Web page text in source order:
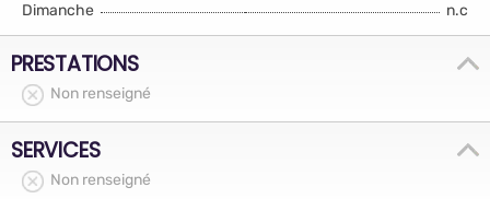
Dimanche
n.c
PRESTATIONS
Non renseigné
SERVICES
Non renseigné